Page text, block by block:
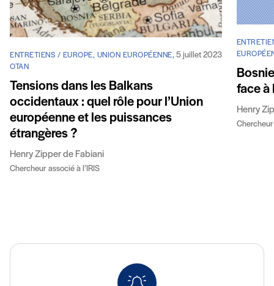
ENTRETIENS / EUROPE, UNION EUROPÉENNE,
OTAN
5 juillet 2023
Tensions dans les Balkans
occidentaux : quel rôle pour l’Union
européenne et les puissances
étrangères ?
Henry Zipper de Fabiani
Chercheur associé à l’IRIS
face à
Henry
Chercheur